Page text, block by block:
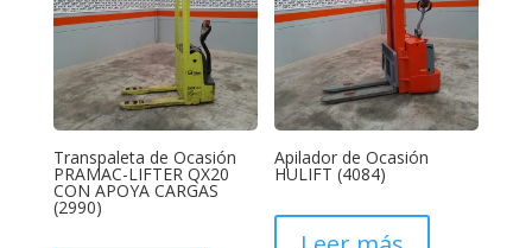
Transpaleta de Ocasión
PRAMAC-LIFTER QX20
CON APOYA CARGAS
(2990)
Apilador de Ocasión
HULIFT (4084)